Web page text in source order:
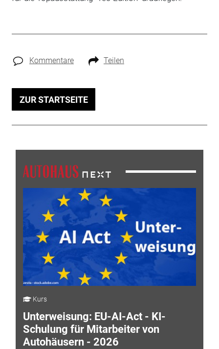
Kommentare Teilen
ZUR STARTSEITE
Kurs
Unterweisung: EU-AI-Act - KI-
Schulung für Mitarbeiter von
Autohäusern - 2026